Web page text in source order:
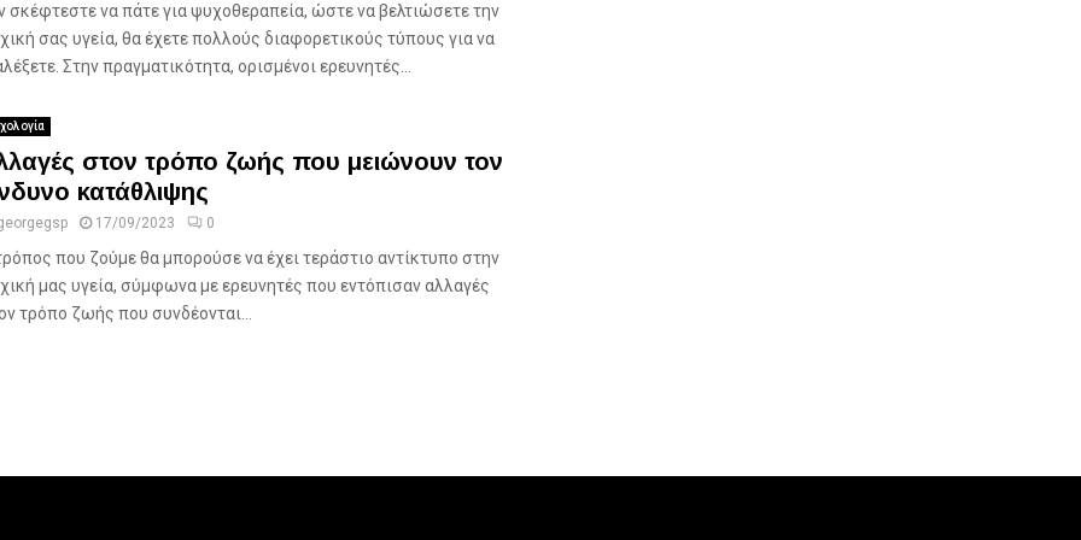
σκέφτεστε να πάτε για ψυχοθεραπεία, ώστε να βελτιώσετε την
σας υγεία, θα έχετε πολλούς διαφορετικούς τύπους για να
Στην πραγματικότητα, ορισμένοι ερευνητές...
στον τρόπο ζωής που μειώνουν τον
κατάθλιψης
17/09/2023 0
που ζούμε θα μπορούσε να έχει τεράστιο αντίκτυπο στην
μας υγεία, σύμφωνα με ερευνητές που εντόπισαν αλλαγές
τρόπο ζωής που συνδέονται...